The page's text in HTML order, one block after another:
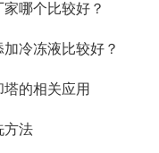
哪个比较好？
冷冻液比较好？
的相关应用
方法